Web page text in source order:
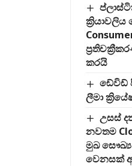
ක්‍රියාවලිය
කරයි
ඩේවිඩ්
ලීමා
උසස්
නවතම
මුඛ සෞඛ්‍ය
වෙනසක්